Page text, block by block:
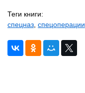
Теги книги:
спецназ, спецоперации